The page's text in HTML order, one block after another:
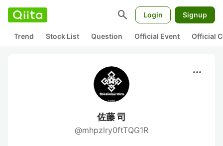
search Login Signup
Trend Stock List Question Official Event Official
more_horiz
佐藤 司
@mhpzlry0ftTQG1R